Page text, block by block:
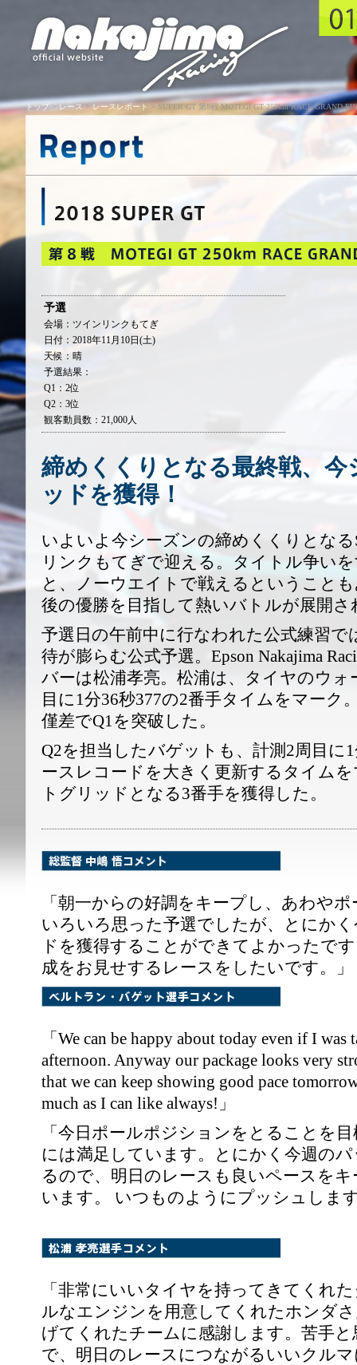
トップ>レース>レースレポート > SUPER GT 第8戦 MOTEGI GT 250km RACE GRAND
予選
会場：ツインリンクもてぎ
日付：2018年11月10日(土)
天候：晴
予選結果：
Q1：2位
Q2：3位
観客動員数：21,000人
締めくくりとなる最終戦、
ッドを獲得！
いよいよ今シーズンの締めくくりとなる
リンクもてぎで迎える。タイトル争い
と、ノーウエイトで戦えるということ
後の優勝を目指して熱いバトルが展開
予選日の午前中に行なわれた公式練習
待が膨らむ公式予選。Epson Nakajima
バーは松浦孝亮。松浦は、タイヤのウ
目に1分36秒377の2番手タイムをマーク
僅差でQ1を突破した。
Q2を担当したバゲットも、計測2周目に
ースレコードを大きく更新するタイム
トグリッドとなる3番手を獲得した。
「朝一からの好調をキープし、あわや
いろいろ思った予選でしたが、とにか
ドを獲得することができてよかったで
成をお見せするレースをしたいです。」
「We can be happy about today even if I
afternoon. Anyway our package looks very
that we can keep showing good pace
much as I can like always!」
「今日ポールポジションをとることを
には満足しています。とにかく今週の
るので、明日のレースも良いペースを
います。 いつものようにプッシュしま
「非常にいいタイヤを持ってきてくれ
ルなエンジンを用意してくれたホンダ
げてくれたチームに感謝します。苦手
で、明日のレースにつながるいいクル